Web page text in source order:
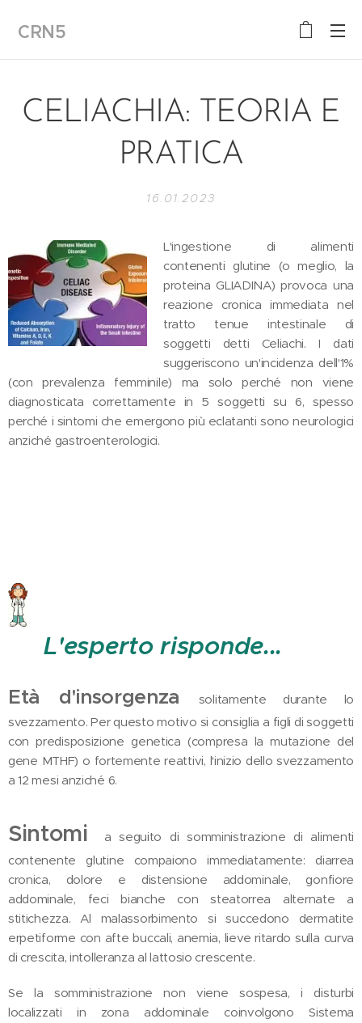
CRN5
CELIACHIA: TEORIA E
PRATICA
16.01.2023
L'ingestione di alimenti
contenenti glutine (o meglio, la
proteina GLIADINA) provoca una
reazione cronica immediata nel
tratto tenue intestinale di
soggetti detti Celiachi. I dati
suggeriscono un'incidenza dell'1%
(con prevalenza femminile) ma solo perché non viene
diagnosticata correttamente in 5 soggetti su 6, spesso
perché i sintomi che emergono più eclatanti sono neurologici
anziché gastroenterologici.
L'esperto risponde...
Età d'insorgenza
solitamente durante lo
svezzamento. Per questo motivo si consiglia a figli di soggetti
con predisposizione genetica (compresa la mutazione del
gene MTHF) o fortemente reattivi, l'inizio dello svezzamento
a 12 mesi anziché 6.
Sintomi a seguito di somministrazione di alimenti
contenente glutine compaiono immediatamente: diarrea
cronica, dolore e distensione addominale, gonfiore
addominale, feci bianche con steatorrea alternate a
stitichezza. Al malassorbimento si succedono dermatite
erpetiforme con afte buccali, anemia, lieve ritardo sulla curva
di crescita, intolleranza al lattosio crescente.
Se la somministrazione non viene sospesa, i disturbi
localizzati in zona addominale coinvolgono Sistema